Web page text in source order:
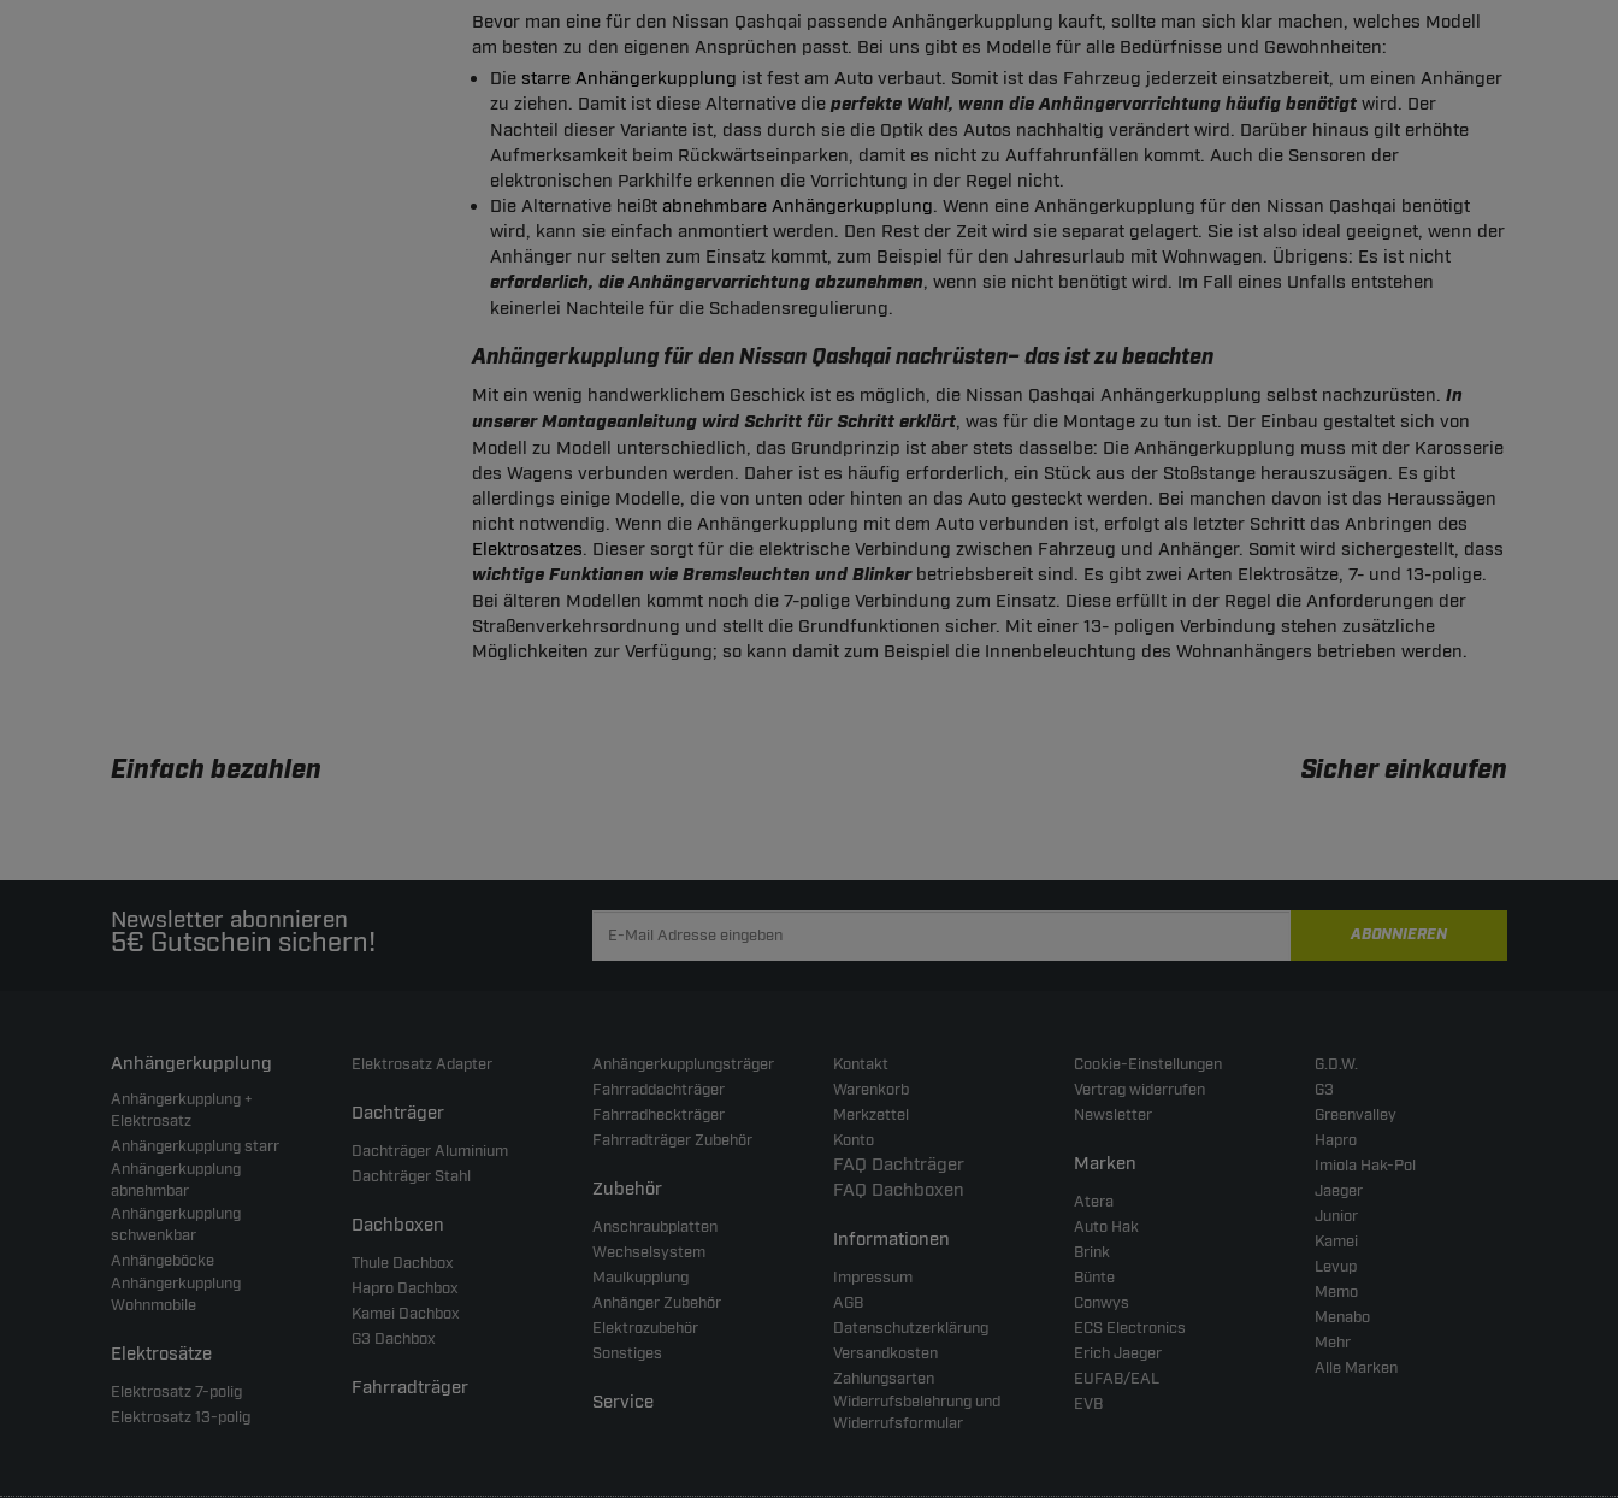
Bevor man eine für den Nissan Qashqai passende Anhängerkupplung kauft, sollte man sich klar machen, welches Modell
am besten zu den eigenen Ansprüchen passt. Bei uns gibt es Modelle für alle Bedürfnisse und Gewohnheiten:
Die starre Anhängerkupplung ist fest am Auto verbaut. Somit ist das Fahrzeug jederzeit einsatzbereit, um einen Anhänger
zu ziehen. Damit ist diese Alternative die perfekte Wahl, wenn die Anhängervorrichtung häufig benötigt wird. Der
Nachteil dieser Variante ist, dass durch sie die Optik des Autos nachhaltig verändert wird. Darüber hinaus gilt erhöhte
Aufmerksamkeit beim Rückwärtseinparken, damit es nicht zu Auffahrunfällen kommt. Auch die Sensoren der
elektronischen Parkhilfe erkennen die Vorrichtung in der Regel nicht.
Die Alternative heißt abnehmbare Anhängerkupplung. Wenn eine Anhängerkupplung für den Nissan Qashqai benötigt
wird, kann sie einfach anmontiert werden. Den Rest der Zeit wird sie separat gelagert. Sie ist also ideal geeignet, wenn der
Anhänger nur selten zum Einsatz kommt, zum Beispiel für den Jahresurlaub mit Wohnwagen. Übrigens: Es ist nicht
erforderlich, die Anhängervorrichtung abzunehmen, wenn sie nicht benötigt wird. Im Fall eines Unfalls entstehen
keinerlei Nachteile für die Schadensregulierung.
Anhängerkupplung für den Nissan Qashqai nachrüsten– das ist zu beachten
Mit ein wenig handwerklichem Geschick ist es möglich, die Nissan Qashqai Anhängerkupplung selbst nachzurüsten. In
unserer Montageanleitung wird Schritt für Schritt erklärt, was für die Montage zu tun ist. Der Einbau gestaltet sich von
Modell zu Modell unterschiedlich, das Grundprinzip ist aber stets dasselbe: Die Anhängerkupplung muss mit der Karosserie
des Wagens verbunden werden. Daher ist es häufig erforderlich, ein Stück aus der Stoßstange herauszusägen. Es gibt
allerdings einige Modelle, die von unten oder hinten an das Auto gesteckt werden. Bei manchen davon ist das Heraussägen
nicht notwendig. Wenn die Anhängerkupplung mit dem Auto verbunden ist, erfolgt als letzter Schritt das Anbringen des
Elektrosatzes. Dieser sorgt für die elektrische Verbindung zwischen Fahrzeug und Anhänger. Somit wird sichergestellt, dass
wichtige Funktionen wie Bremsleuchten und Blinkerbetriebsbereit sind. Es gibt zwei Arten Elektrosätze, 7- und 13-polige.
Bei älteren Modellen kommt noch die 7-polige Verbindung zum Einsatz. Diese erfüllt in der Regel die Anforderungen der
Straßenverkehrsordnung und stellt die Grundfunktionen sicher. Mit einer 13- poligen Verbindung stehen zusätzliche
Möglichkeiten zur Verfügung; so kann damit zum Beispiel die Innenbeleuchtung des Wohnanhängers betrieben werden.
Einfach bezahlen Sicher einkaufen
Newsletter abonnieren
5€ Gutschein sichern! ABONNIEREN
Anhängerkupplung
Anhängerkupplung +
Elektrosatz
Anhängerkupplung starr
Anhängerkupplung
abnehmbar
Anhängerkupplung
schwenkbar
Anhängeböcke
Anhängerkupplung
Wohnmobile
Elektrosätze
Elektrosatz 7-polig
Elektrosatz 13-polig
Elektrosatz Adapter
Dachträger
Dachträger Aluminium
Dachträger Stahl
Dachboxen
Thule Dachbox
Hapro Dachbox
Kamei Dachbox
G3 Dachbox
Fahrradträger
Anhängerkupplungsträger
Fahrraddachträger
Fahrradheckträger
Fahrradträger Zubehör
Zubehör
Anschraubplatten
Wechselsystem
Maulkupplung
Anhänger Zubehör
Elektrozubehör
Sonstiges
Service
Kontakt
Warenkorb
Merkzettel
Konto
FAQ Dachträger
FAQ Dachboxen
Informationen
Impressum
AGB
Datenschutzerklärung
Versandkosten
Zahlungsarten
Widerrufsbelehrung und
Widerrufsformular
Cookie-Einstellungen
Vertrag widerrufen
Newsletter
Marken
Atera
Auto Hak
Brink
Bünte
Conwys
ECS Electronics
Erich Jaeger
EUFAB/EAL
EVB
G.D.W.
G3
Greenvalley
Hapro
Imiola Hak-Pol
Jaeger
Junior
Kamei
Levup
Memo
Menabo
Mehr
Alle Marken